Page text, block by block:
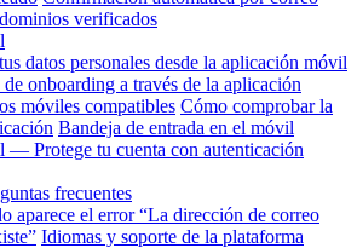
verificados
datos personales desde la aplicación móvil
de onboarding a través de la aplicación
móviles compatibles Cómo comprobar la
Bandeja de entrada en el móvil
Protege tu cuenta con autenticación
frecuentes
aparece el error “La dirección de correo
Idiomas y soporte de la plataforma